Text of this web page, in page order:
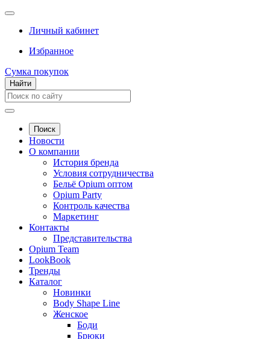
Личный кабинет
Избранное
Сумка покупок
Найти
Поиск
Новости
О компании
История бренда
Условия сотрудничества
Бельё Opium оптом
Opium Party
Контроль качества
Маркетинг
Контакты
Представительства
Opium Team
LookBook
Тренды
Каталог
Новинки
Body Shape Line
Женское
Боди
Брюки